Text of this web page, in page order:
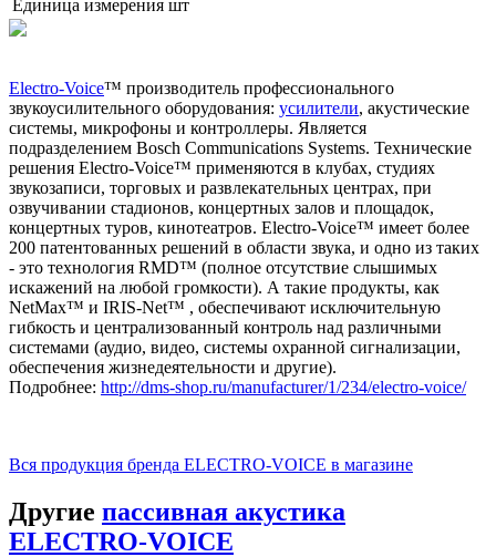
Единица измерения шт
Electro-Voice™ производитель профессионального
звукоусилительного оборудования: усилители, акустические
системы, микрофоны и контроллеры. Является
подразделением Bosch Communications Systems. Технические
решения Electro-Voice™ применяются в клубах, студиях
звукозаписи, торговых и развлекательных центрах, при
озвучивании стадионов, концертных залов и площадок,
концертных туров, кинотеатров. Electro-Voice™ имеет более
200 патентованных решений в области звука, и одно из таких
- это технология RMD™ (полное отсутствие слышимых
искажений на любой громкости). А такие продукты, как
NetMax™ и IRIS-Net™ , обеспечивают исключительную
гибкость и централизованный контроль над различными
системами (аудио, видео, системы охранной сигнализации,
обеспечения жизнедеятельности и другие).
Подробнее: http://dms-shop.ru/manufacturer/1/234/electro-voice/
Вся продукция бренда ELECTRO-VOICE в магазине
Другие пассивная акустика
ELECTRO-VOICE